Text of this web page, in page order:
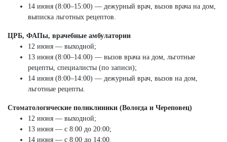
14 июня (8:00–15:00) — дежурный врач, вызов врача на дом,
выписка льготных рецептов.
ЦРБ, ФАПы, врачебные амбулатории
12 июня — выходной;
13 июня (8:00–14:00) — вызов врача на дом, льготные
рецепты, специалисты (по записи);
14 июня (8:00–14:00) — дежурный врач, вызов на дом,
льготные рецепты.
Стоматологические поликлиники (Вологда и Череповец)
12 июня — выходной;
13 июня — с 8:00 до 20:00;
14 июня — с 8:00 до 14:00.